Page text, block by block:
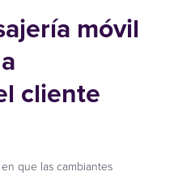
móvil
cliente
que las cambiantes